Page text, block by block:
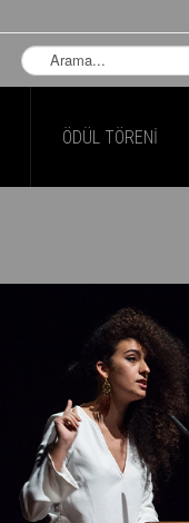
Arama...
ÖDÜL TÖRENI